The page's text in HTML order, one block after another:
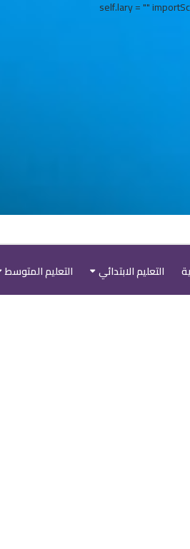
self.lary = ""
التعليم الابتدائي التعليم المتوسط